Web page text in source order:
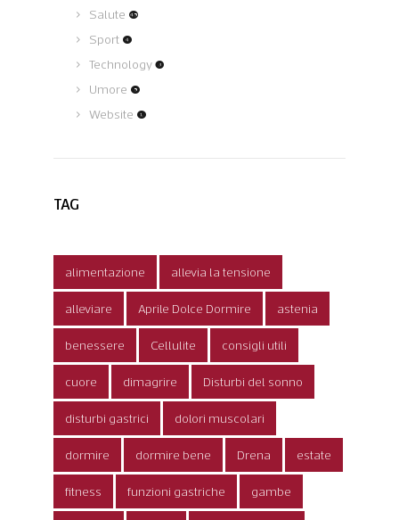
Salute (45)
Sport(4)
Technology(3)
Umore (5)
Website (1)
TAG
alimentazione allevia la tensione
alleviare Aprile Dolce Dormire astenia
benessere Cellulite consigli utili
cuore dimagrire Disturbi del sonno
disturbi gastrici dolori muscolari
dormire dormire bene Drena estate
fitness funzioni gastriche gambe